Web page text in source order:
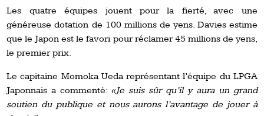
Les quatre équipes jouent pour la fierté, avec une
généreuse dotation de 100 millions de yens. Davies estime
que le Japon est le favori pour réclamer 45 millions de yens,
le premier prix.
Le capitaine Momoka Ueda représentant l’équipe du LPGA
Japonnais a commenté: «Je suis sûr qu’il y aura un grand
soutien du publique et nous aurons l’avantage de jouer à